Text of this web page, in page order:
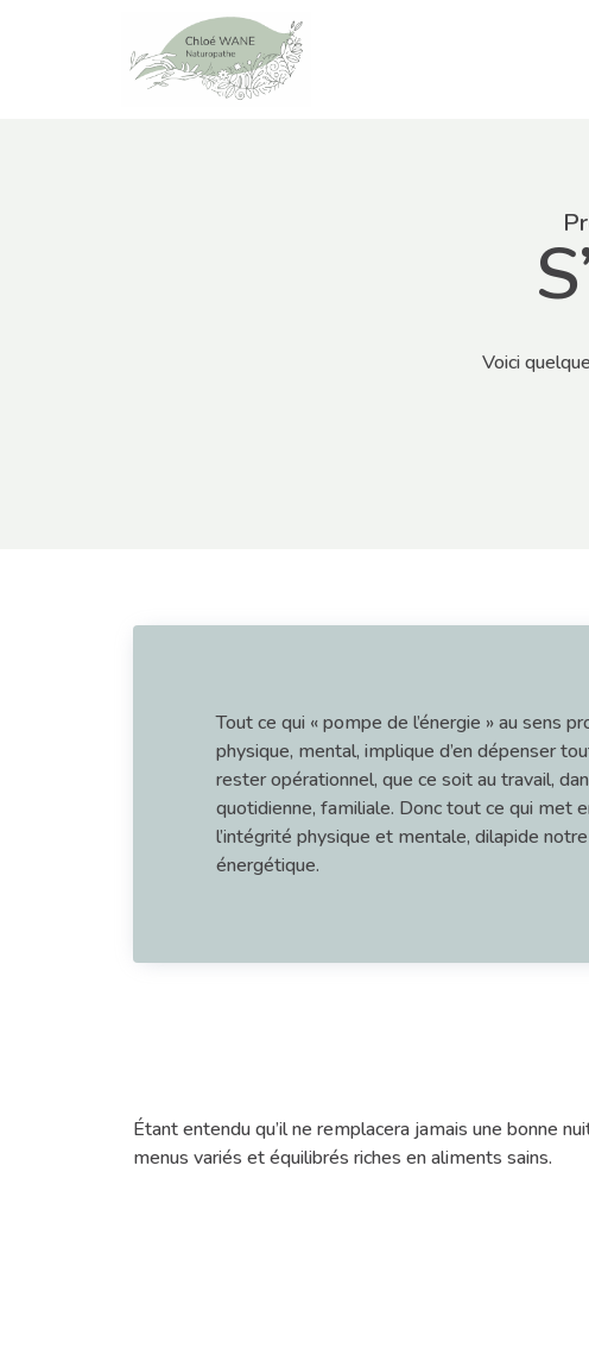
Voici
Tout ce qui « pompe de l’énergie » au sens
physique, mental, implique d’en dépenser
rester opérationnel, que ce soit au travail,
quotidienne, familiale. Donc tout ce qui met
l’intégrité physique et mentale, dilapide
énergétique.
Étant entendu qu’il ne remplacera jamais une bonne
menus variés et équilibrés riches en aliments sains.